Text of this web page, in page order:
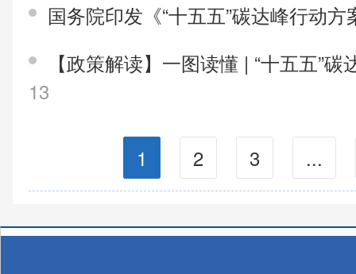
国务院印发《“十五五”碳达峰行动
【政策解读】一图读懂 | “十五五”
13
1 2 3 ...